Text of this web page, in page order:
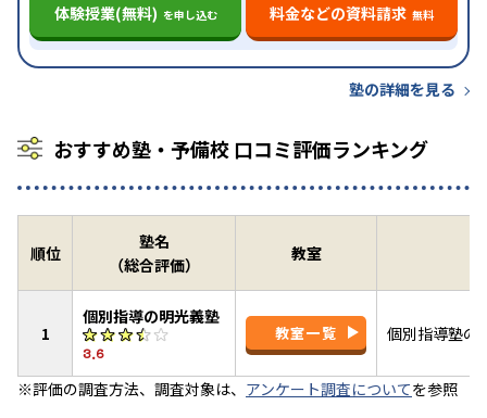
体験授業(無料) を申し込む 料金などの資料請求 無料
塾の詳細を見る
おすすめ塾・予備校 口コミ評価ランキング
順位
塾名
（総合評価）
教室
1
個別指導の明光義塾
3.6
教室一覧 個別指導塾の
※評価の調査方法、調査対象は、 アンケート調査についてを参照